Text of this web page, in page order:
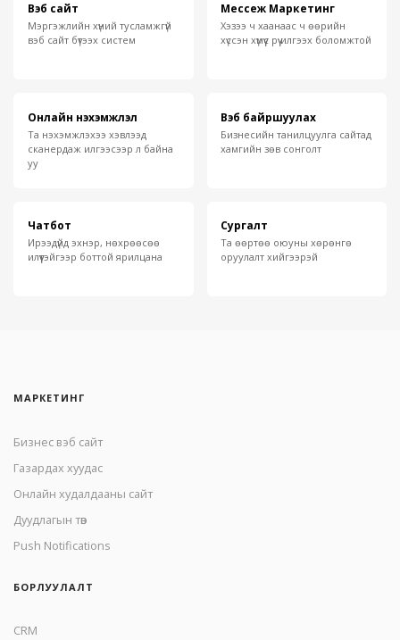
Вэб сайт
Мэргэжлийн хүний тусламжгүй
вэб сайт бүтээх систем
Мессеж Маркетинг
Хэзээ ч хаанаас ч өөрийн
хүссэн хүмүүс рүү илгээх боломжтой
Онлайн нэхэмжлэл
Та нэхэмжлэхээ хэвлээд
сканердаж илгээсээр л байна
уу
Вэб байршуулах
Бизнесийн танилцуулга сайтад
хамгийн зөв сонголт
Чатбот
Ирээдүйд эхнэр, нөхрөөсөө
илүүтэйгээр боттой ярилцана
Сургалт
Та өөртөө оюуны хөрөнгө
оруулалт хийгээрэй
МАРКЕТИНГ
Бизнес вэб сайт
Газардах хуудас
Онлайн худалдааны сайт
Дуудлагын төв
Push Notifications
БОРЛУУЛАЛТ
CRM